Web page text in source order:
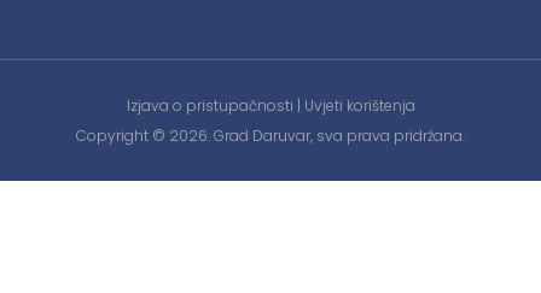
Izjava o pristupačnosti | Uvjeti korištenja
Copyright © 2026. Grad Daruvar, sva prava pridržana.